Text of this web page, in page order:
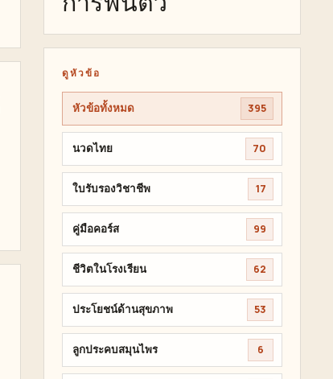
ดูหัวข้อ
หัวข้อทั้งหมด 395
นวดไทย 70
ใบรับรองวิชาชีพ 17
คู่มือคอร์ส 99
ชีวิตในโรงเรียน 62
ประโยชน์ด้านสุขภาพ 53
ลูกประคบสมุนไพร 6